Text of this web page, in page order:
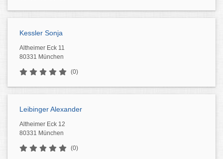
Kessler Sonja
Altheimer Eck 11
80331 München
(0)
Leibinger Alexander
Altheimer Eck 12
80331 München
(0)